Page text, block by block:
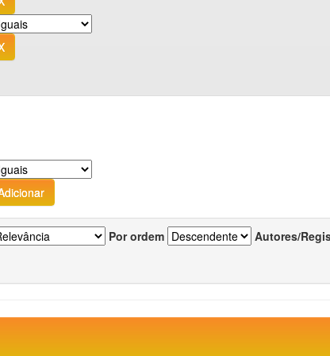
Por ordem Autores/